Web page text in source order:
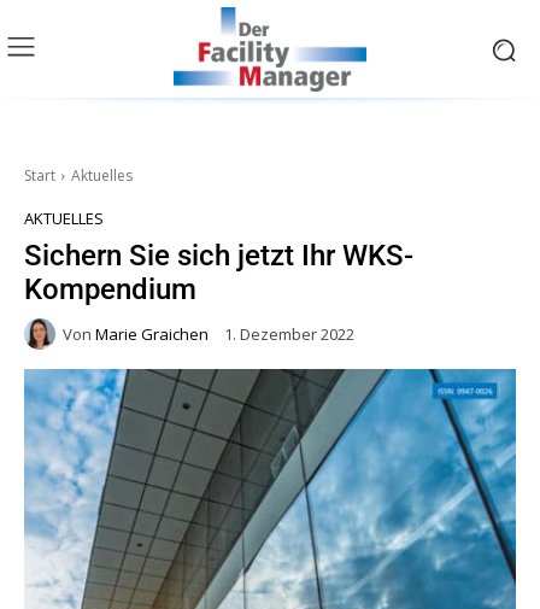
Start Aktuelles
AKTUELLES
Sichern Sie sich jetzt Ihr WKS-
Kompendium
Von Marie Graichen 1. Dezember 2022